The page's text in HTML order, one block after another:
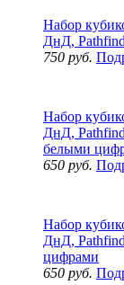
Набор
ДнД,
750 руб.
Набор
ДнД,
белыми
650 руб.
Набор
ДнД,
цифрами
650 руб.